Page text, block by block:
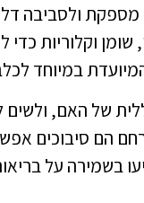
ולסביבה
וקלוריות
במיוחד
של האם, ולשים
הם סיבוכים
בשמירה על